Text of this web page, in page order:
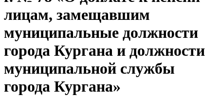
лицам, замещавшим
муниципальные должности
города Кургана и должности
муниципальной службы
города Кургана»